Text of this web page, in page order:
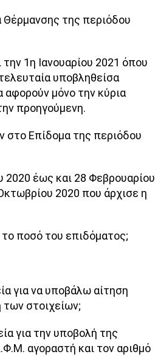
της περιόδου
1η Ιανουαρίου 2021 όπου
υποβληθείσα
αφορούν μόνο την κύρια
προηγούμενη.
στο Επίδομα της περιόδου
2020 έως και 28 Φεβρουαρίου
2020 που άρχισε η
ποσό του επιδόματος;
για να υποβάλω αίτηση
στοιχείων;
για την υποβολή της
αγοραστή και τον αριθμό